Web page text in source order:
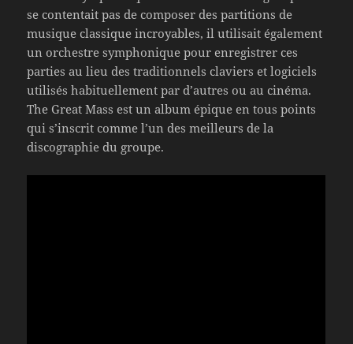
se contentait pas de composer des partitions de
musique classique incroyables, il utilisait également
un orchestre symphonique pour enregistrer ces
parties au lieu des traditionnels claviers et logiciels
utilisés habituellement par d’autres ou au cinéma.
The Great Mass est un album épique en tous points
qui s’inscrit comme l’un des meilleurs de la
discographie du groupe.